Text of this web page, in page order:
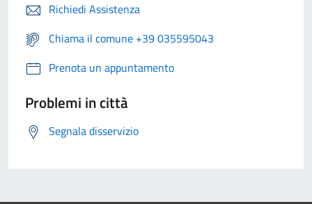
Richiedi Assistenza
Chiama il comune +39 035595043
Prenota un appuntamento
Problemi in città
Segnala disservizio